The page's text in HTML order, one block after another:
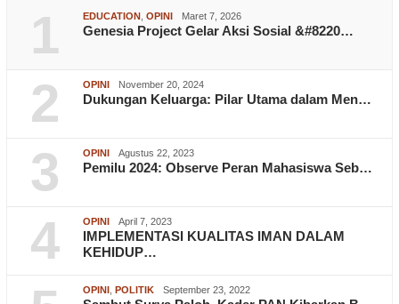
1 EDUCATION OPINI Maret 7, 2026
Genesia Project Gelar Aksi Sosial &#8220…
2 OPINI November 20, 2024
Dukungan Keluarga: Pilar Utama dalam Men…
3 OPINI Agustus 22, 2023
Pemilu 2024: Observe Peran Mahasiswa Seb…
4 OPINI April 7, 2023
IMPLEMENTASI KUALITAS IMAN DALAM
KEHIDUP…
OPINI POLITIK September 23, 2022